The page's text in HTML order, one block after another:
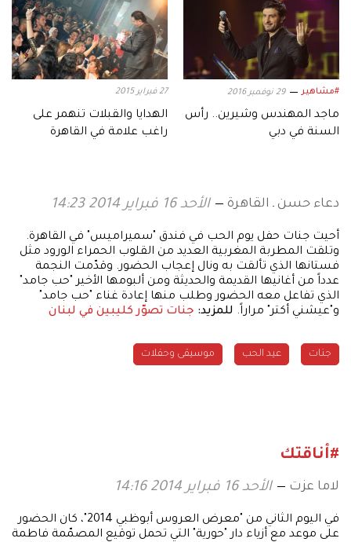
#مشاهير 29 نوفمبر 2016
ماجد المهندس وشيرين.. رأس
السنة في دبي
27 فبراير 2015
الهدايا والقبلات تنهمر على
راغب علامة في القاهرة
دعاء حسن ـ القاهرة الأحد 16 فبراير 2014 14:23
أحيت جنات حفل يوم الحب في فندق "سميراميس" في القاهرة.
وتلقت المطربة المغربية العديد من القلوب الحمراء الورود مثل
فستانها الذي تألقت به ونال إعجاب الحضور. وقدّمت النجمة
عدداً من أغانيها القديمة والحديثة ومن ألبومها الأخير "حب جامد"
الذي تفاعل معه الحضور وطلب منها إعادة غناء "حب جامد"
و"عيشني أكتر" مراراً. للمزيد: جنات تصوّر كليبين في لبنان
جنات عيد الحب موسيقى وحفلات
#أناقتك
لاما عزت الأحد 16 فبراير 2014 14:16
في اليوم الثاني من "معرض العروس أبوظبي 2014"، كان الحضور
على موعد مع أزياء دار "حورية" التي تحمل توقيع المصمّمة فاطمة